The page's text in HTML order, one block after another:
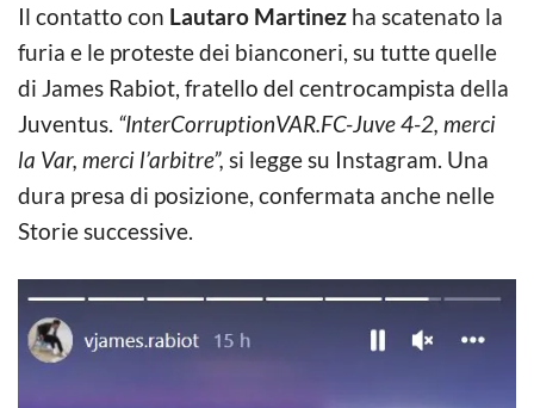
Il contatto con Lautaro Martinez ha scatenato la
furia e le proteste dei bianconeri, su tutte quelle
di James Rabiot, fratello del centrocampista della
Juventus. “InterCorruptionVAR.FC-Juve 4-2, merci
la Var, merci l’arbitre”, si legge su Instagram. Una
dura presa di posizione, confermata anche nelle
Storie successive.